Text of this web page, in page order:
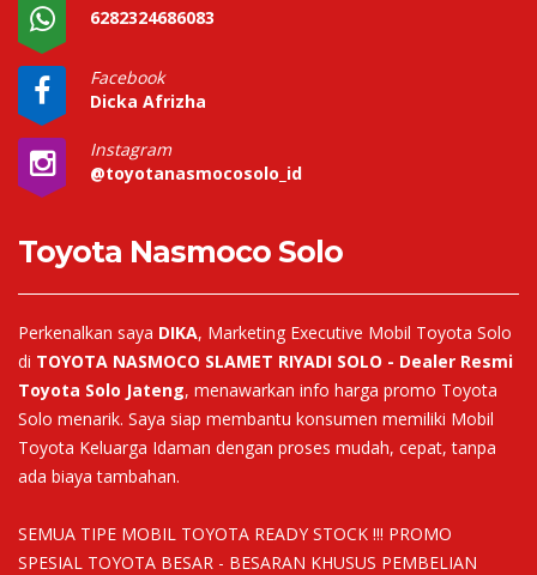
6282324686083
Facebook
Dicka Afrizha
Instagram
@toyotanasmocosolo_id
Toyota Nasmoco Solo
Perkenalkan saya DIKA, Marketing Executive Mobil Toyota Solo
di TOYOTA NASMOCO SLAMET RIYADI SOLO - Dealer Resmi
Toyota Solo Jateng, menawarkan info harga promo Toyota
Solo menarik. Saya siap membantu konsumen memiliki Mobil
Toyota Keluarga Idaman dengan proses mudah, cepat, tanpa
ada biaya tambahan.
SEMUA TIPE MOBIL TOYOTA READY STOCK !!! PROMO
SPESIAL TOYOTA BESAR - BESARAN KHUSUS PEMBELIAN